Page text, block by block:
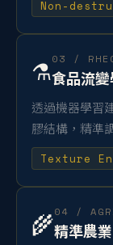
Non-
⚗️03 /
食品流變
透過機器學習
膠結構，精準
Texture
🌾04 /
精準農業